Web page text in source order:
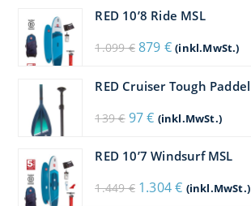
1.049 € 787 €.
RED 10’8 Ride MSL
1.099€ Ursprünglicher
Preis
1.099 €
879 €Aktueller
Preis
879 €.
(inkl.MwSt.)
RED Cruiser Tough Paddel
139€ Ursprünglicher
Preis
139 €
97€Aktueller
Preis
97 €.
(inkl.MwSt.)
RED 10’7 Windsurf MSL
1.449€ Ursprünglicher
Preis
1.304€Aktueller
Preis
(inkl.MwSt.)